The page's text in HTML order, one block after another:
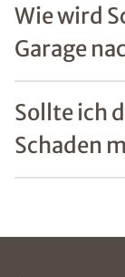
Wie wird
Garage
Sollte ich
Schaden